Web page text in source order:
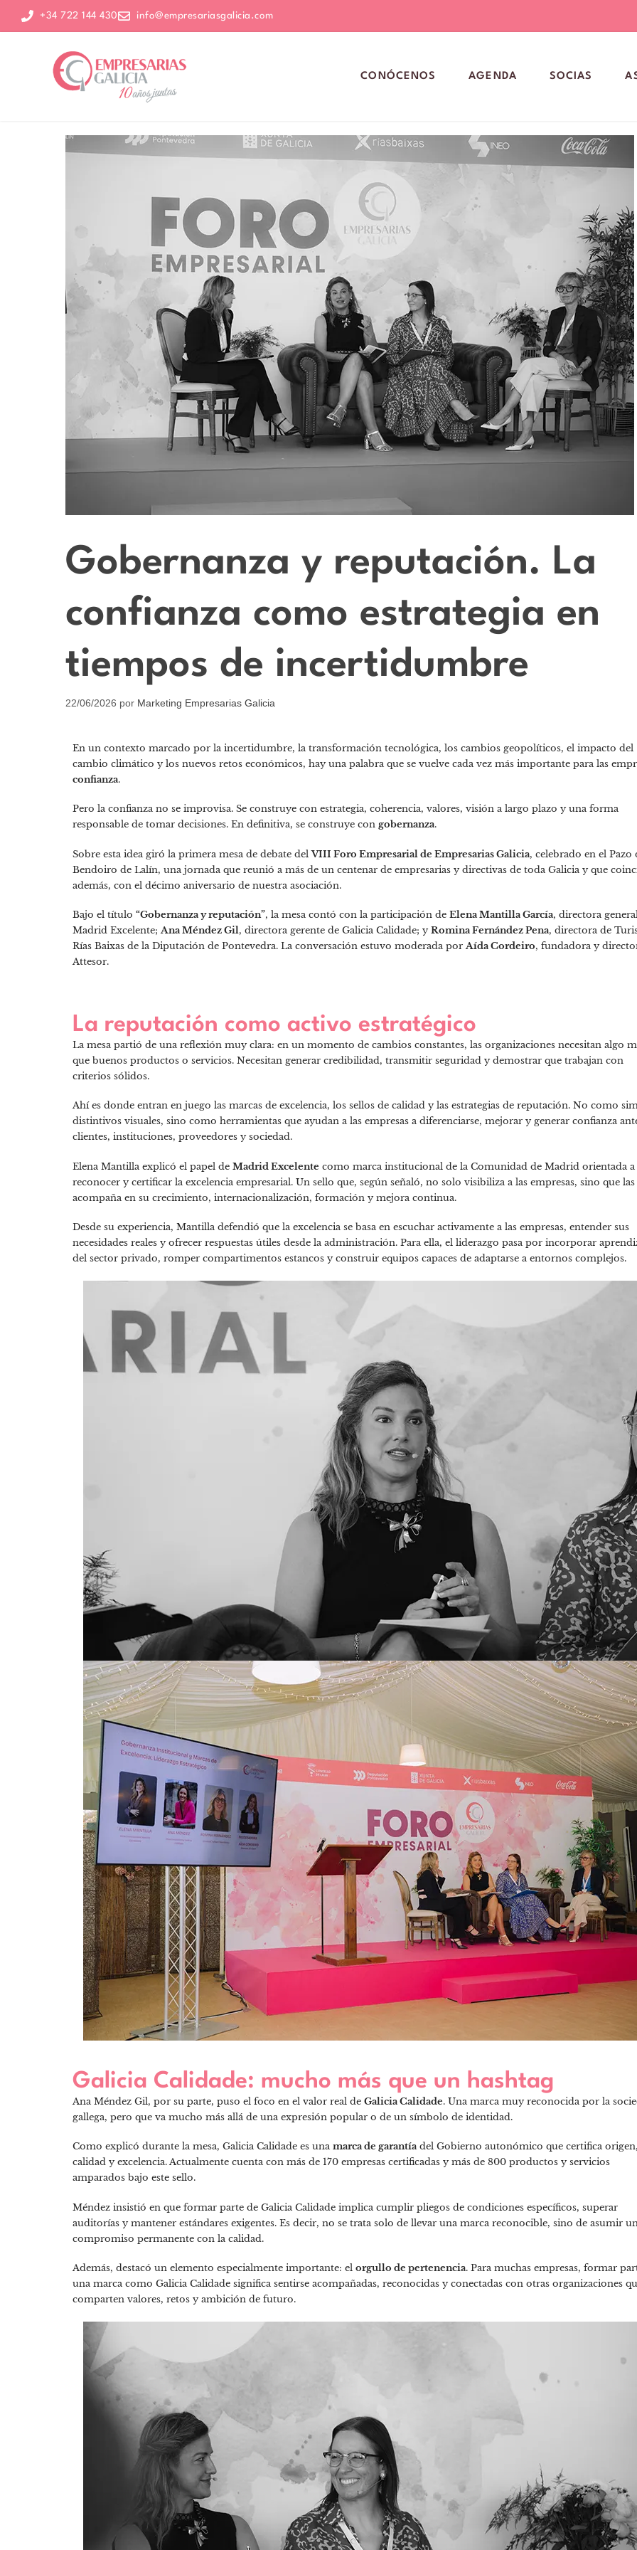
+34 722 144 430 info@empresariasgalicia.com
CONÓCENOS AGENDA SOCIAS
Gobernanza y reputación. La
confianza como estrategia en
tiempos de incertidumbre
22/06/2026 por Marketing Empresarias Galicia
En un contexto marcado por la incertidumbre, la transformación tecnológica, los cambios geopolíticos, el impacto del
cambio climático y los nuevos retos económicos, hay una palabra que se vuelve cada vez más importante para las
confianza.
Pero la confianza no se improvisa. Se construye con estrategia, coherencia, valores, visión a largo plazo y una forma
responsable de tomar decisiones. En definitiva, se construye con gobernanza.
Sobre esta idea giró la primera mesa de debate delVIII Foro Empresarial de Empresarias Galicia, celebrado en el Pazo
Bendoiro de Lalín, una jornada que reunió a más de un centenar de empresarias y directivas de toda Galicia y que
además, con el décimo aniversario de nuestra asociación.
Bajo el título “Gobernanza y reputación”, la mesa contó con la participación de Elena Mantilla García, directora
Madrid Excelente;Ana Méndez Gil, directora gerente de Galicia Calidade; yRomina Fernández Pena, directora de
Rías Baixas de la Diputación de Pontevedra. La conversación estuvo moderada porAída Cordeiro, fundadora y
Attesor.
La reputación como activo estratégico
La mesa partió de una reflexión muy clara: en un momento de cambios constantes, las organizaciones necesitan algo
que buenos productos o servicios. Necesitan generar credibilidad, transmitir seguridad y demostrar que trabajan con
criterios sólidos.
Ahí es donde entran en juego las marcas de excelencia, los sellos de calidad y las estrategias de reputación. No como
distintivos visuales, sino como herramientas que ayudan a las empresas a diferenciarse, mejorar y generar confianza
clientes, instituciones, proveedores y sociedad.
Elena Mantilla explicó el papel de Madrid Excelente como marca institucional de la Comunidad de Madrid orientada a
reconocer y certificar la excelencia empresarial. Un sello que, según señaló, no solo visibiliza a las empresas, sino que las
acompaña en su crecimiento, internacionalización, formación y mejora continua.
Desde su experiencia, Mantilla defendió que la excelencia se basa en escuchar activamente a las empresas, entender sus
necesidades reales y ofrecer respuestas útiles desde la administración. Para ella, el liderazgo pasa por incorporar
del sector privado, romper compartimentos estancos y construir equipos capaces de adaptarse a entornos complejos.
Galicia Calidade: mucho más que un hashtag
Ana Méndez Gil, por su parte, puso el foco en el valor real de Galicia Calidade. Una marca muy reconocida por la
gallega, pero que va mucho más allá de una expresión popular o de un símbolo de identidad.
Como explicó durante la mesa, Galicia Calidade es una marca de garantía del Gobierno autonómico que certifica origen,
calidad y excelencia. Actualmente cuenta con más de 170 empresas certificadas y más de 800 productos y servicios
amparados bajo este sello.
Méndez insistió en que formar parte de Galicia Calidade implica cumplir pliegos de condiciones específicos, superar
auditorías y mantener estándares exigentes. Es decir, no se trata solo de llevar una marca reconocible, sino de asumir
compromiso permanente con la calidad.
Además, destacó un elemento especialmente importante: el orgullo de pertenencia. Para muchas empresas, formar
una marca como Galicia Calidade significa sentirse acompañadas, reconocidas y conectadas con otras organizaciones
comparten valores, retos y ambición de futuro.